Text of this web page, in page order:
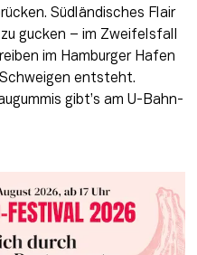
Südländisches Flair
gucken – im Zweifelsfall
im Hamburger Hafen
entsteht.
gibt’s am U-Bahn-